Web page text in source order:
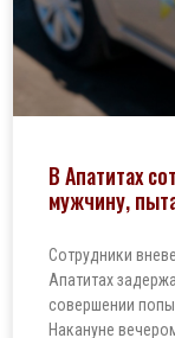
В Апатитах
мужчину,
Сотрудники
Апатитах
совершении
Накануне